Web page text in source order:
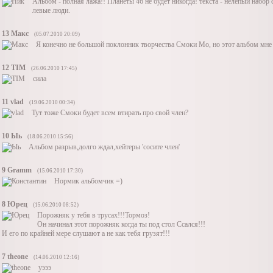
левые люди.
13 Макс (05.07.2010 20:09)
Я конечно не большой поклонник творчества Смоки Мо, но этот альбом
12 TIM (26.06.2010 17:45)
сила
11 vlad (19.06.2010 00:34)
Тут тоже Смоки будет всем втирать про свой член?
10 Ыь (18.06.2010 15:56)
Альбом разрыв,долго ждал,хейтеры 'сосите член'
9 Gramm (15.06.2010 17:30)
Нормик альбомчик =)
8 Юрец (15.06.2010 08:52)
Порожняк у тебя в трусах!!!Тормоз!
Он начинал этот порожняк когда ты под стол Ссался!!!
И его по крайней мере слушают а не как тебя грузят!!!
7 theone (14.06.2010 12:16)
уэээ